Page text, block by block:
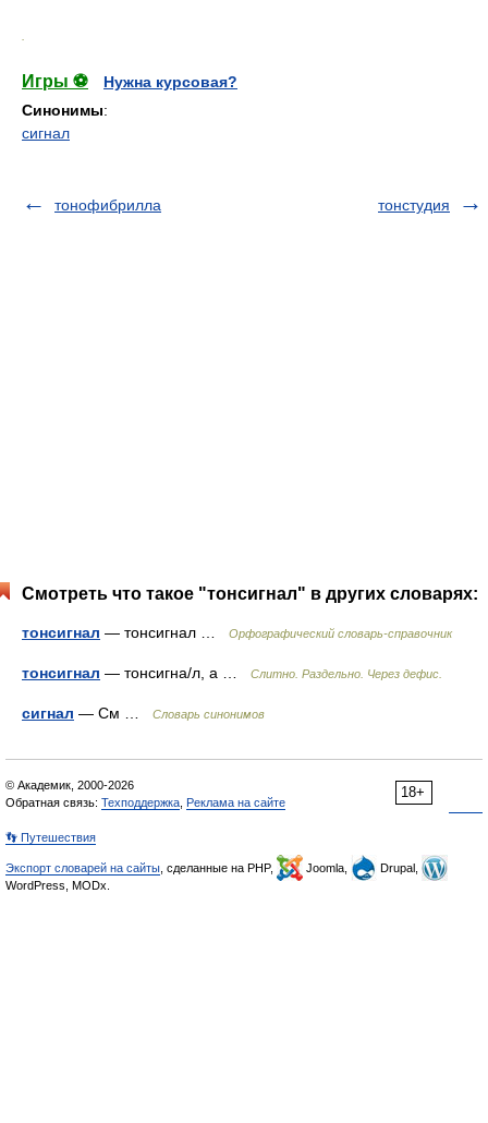
Игры ⚽
Нужна курсовая?
Синонимы:
сигнал
тонофибрилла тонстудия
Смотреть что такое "тонсигнал" в других словарях:
тонсигнал — тонсигнал … Орфографический словарь-справочник
тонсигнал — тонсигна/л, а … Слитно. Раздельно. Через дефис.
сигнал — См … Словарь синонимов
18+
© Академик, 2000-2026
Обратная связь: Техподдержка Реклама на сайте
👣 Путешествия
Экспорт словарей на сайты , сделанные на PHP, Joomla,
Drupal,
WordPress, MODx.